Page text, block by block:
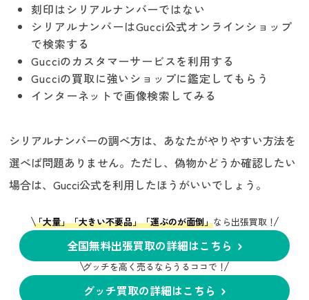
刻印はシリアルナンバーではない
シリアルナンバーはGucci公式オンラインショップ
で検索する
Gucciのカスタマーサービスを利用する
Gucciの買取に強いショップに鑑定してもらう
インターネットで画像検索してみる
シリアルナンバーの調べ方は、あなたがやりやすい方法を
選べば問題ありません。ただし、偽物かどうか確認したい
場合は、Gucci公式を利用したほうがいいでしょう。
「大量」「大きい不要品」「運ぶのが面倒」なら出張買取！
全国無料出張買取の詳細はこちら
グッチを高く売るならうるココで！
グッチ買取の詳細はこちら